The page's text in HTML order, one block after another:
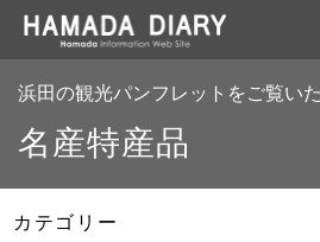
浜田の観光パンフレットをご覧い
名産特産品
カテゴリー